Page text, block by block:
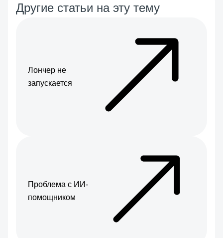
Другие статьи на эту тему
Лончер не
запускается
Проблема с ИИ-
помощником